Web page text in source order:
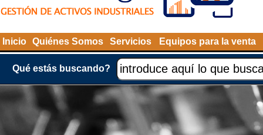
Inicio Quiénes Somos Servicios Equipos para la venta
Qué estás buscando?